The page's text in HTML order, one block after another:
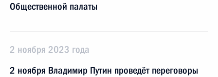
Общественной палаты
2 ноября 2023 года
2 ноября Владимир Путин проведёт переговоры